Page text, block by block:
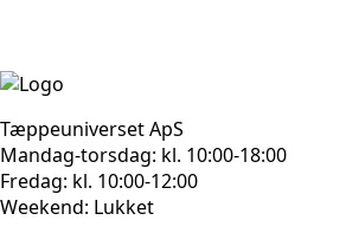
Tæppeuniverset ApS
Mandag-torsdag: kl. 10:00-18:00
Fredag: kl. 10:00-12:00
Weekend: Lukket